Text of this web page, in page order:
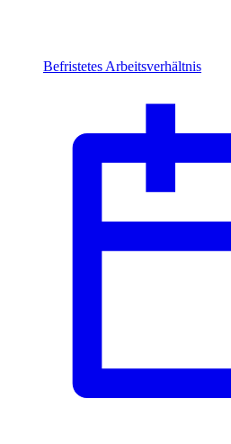
Befristetes Arbeitsverhältnis